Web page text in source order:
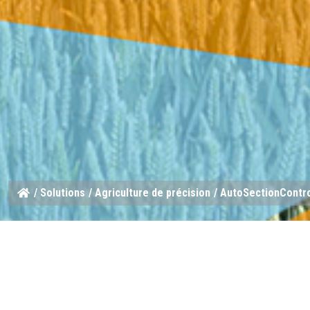
/ Solutions /Agriculture de précision /